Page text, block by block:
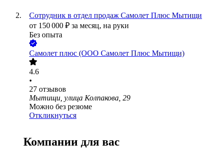
Сотрудник в отдел продаж Самолет Плюс Мытищи
от 150 000 ₽ за месяц, на руки
Без опыта
Самолет плюс (ООО Самолет Плюс Мытищи)
4.6
•
27 отзывов
Мытищи, улица Колпакова, 29
Можно без резюме
Откликнуться
Компании для вас